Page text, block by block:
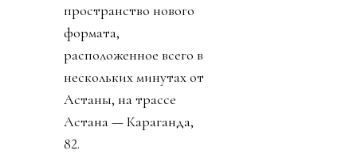
пространство нового
формата,
расположенное всего в
нескольких минутах от
Астаны, на трассе
Астана — Караганда,
82.